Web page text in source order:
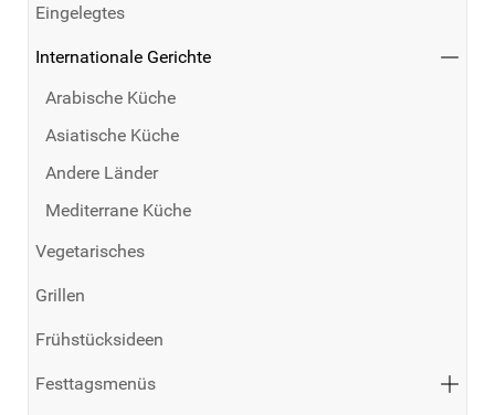
Eingelegtes
Internationale Gerichte
Arabische Küche
Asiatische Küche
Andere Länder
Mediterrane Küche
Vegetarisches
Grillen
Frühstücksideen
Festtagsmenüs